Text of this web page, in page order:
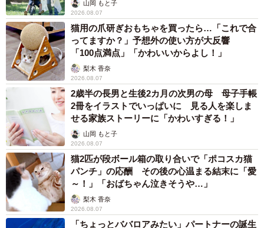
山岡 もと子
2026.08.07
猫用の爪研ぎおもちゃを買ったら…「これで合
ってますか？」予想外の使い方が大反響
「100点満点」「かわいいからよし！」
梨木 香奈
2026.08.07
2歳半の長男と生後2カ月の次男の母 母子手帳
2冊をイラストでいっぱいに 見る人を楽しま
せる家族ストーリーに「かわいすぎる！」
山岡 もと子
2026.08.07
猫2匹が段ボール箱の取り合いで「ポコスカ猫
パンチ」の応酬 その後の心温まる結末に「愛
～！」「おばちゃん泣きそうや…」
梨木 香奈
2026.08.07
「ちょっとババロアみたい」パートナーの誕生